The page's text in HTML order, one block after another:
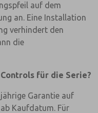
auf dem
an. Eine Installation
verhindert den
die
für die Serie?
Garantie auf
Kaufdatum. Für